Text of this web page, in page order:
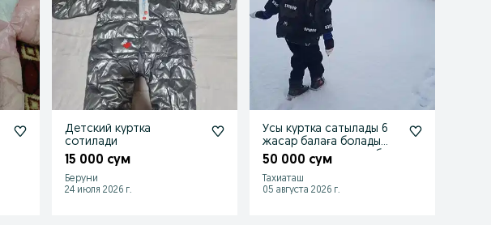
Детский куртка
сотилади
15 000 сум
Беруни
24 июля 2026 г.
Усы куртка сатылады 6
жасар балаға болады
тап таза сумкасыда бар
50 000 сум
Тахиаташ
05 августа 2026 г.